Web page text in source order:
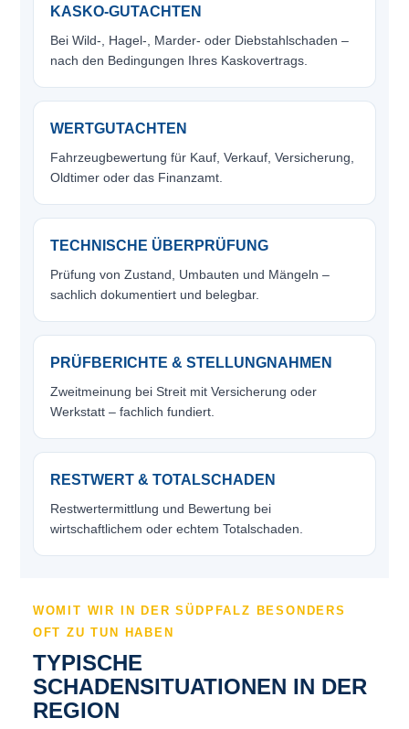
KASKO-GUTACHTEN
Bei Wild-, Hagel-, Marder- oder Diebstahlschaden –
nach den Bedingungen Ihres Kaskovertrags.
WERTGUTACHTEN
Fahrzeugbewertung für Kauf, Verkauf, Versicherung,
Oldtimer oder das Finanzamt.
TECHNISCHE ÜBERPRÜFUNG
Prüfung von Zustand, Umbauten und Mängeln –
sachlich dokumentiert und belegbar.
PRÜFBERICHTE & STELLUNGNAHMEN
Zweitmeinung bei Streit mit Versicherung oder
Werkstatt – fachlich fundiert.
RESTWERT & TOTALSCHADEN
Restwertermittlung und Bewertung bei
wirtschaftlichem oder echtem Totalschaden.
WOMIT WIR IN DER SÜDPFALZ BESONDERS
OFT ZU TUN HABEN
TYPISCHE
SCHADENSITUATIONEN IN DER
REGION